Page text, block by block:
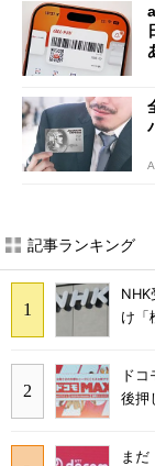
記事ランキング
NHK
け「
ド
後押
ま